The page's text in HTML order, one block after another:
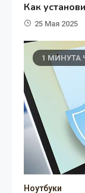
Как
25 Мая 2025
1 МИНУТА
Ноутбуки